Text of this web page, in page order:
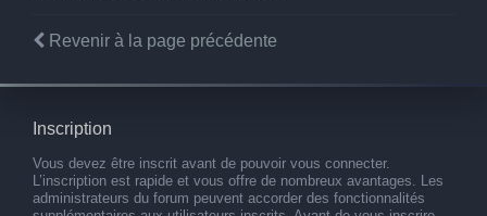
Revenir à la page précédente
Inscription
Vous devez être inscrit avant de pouvoir vous connecter.
L’inscription est rapide et vous offre de nombreux avantages. Les
administrateurs du forum peuvent accorder des fonctionnalités